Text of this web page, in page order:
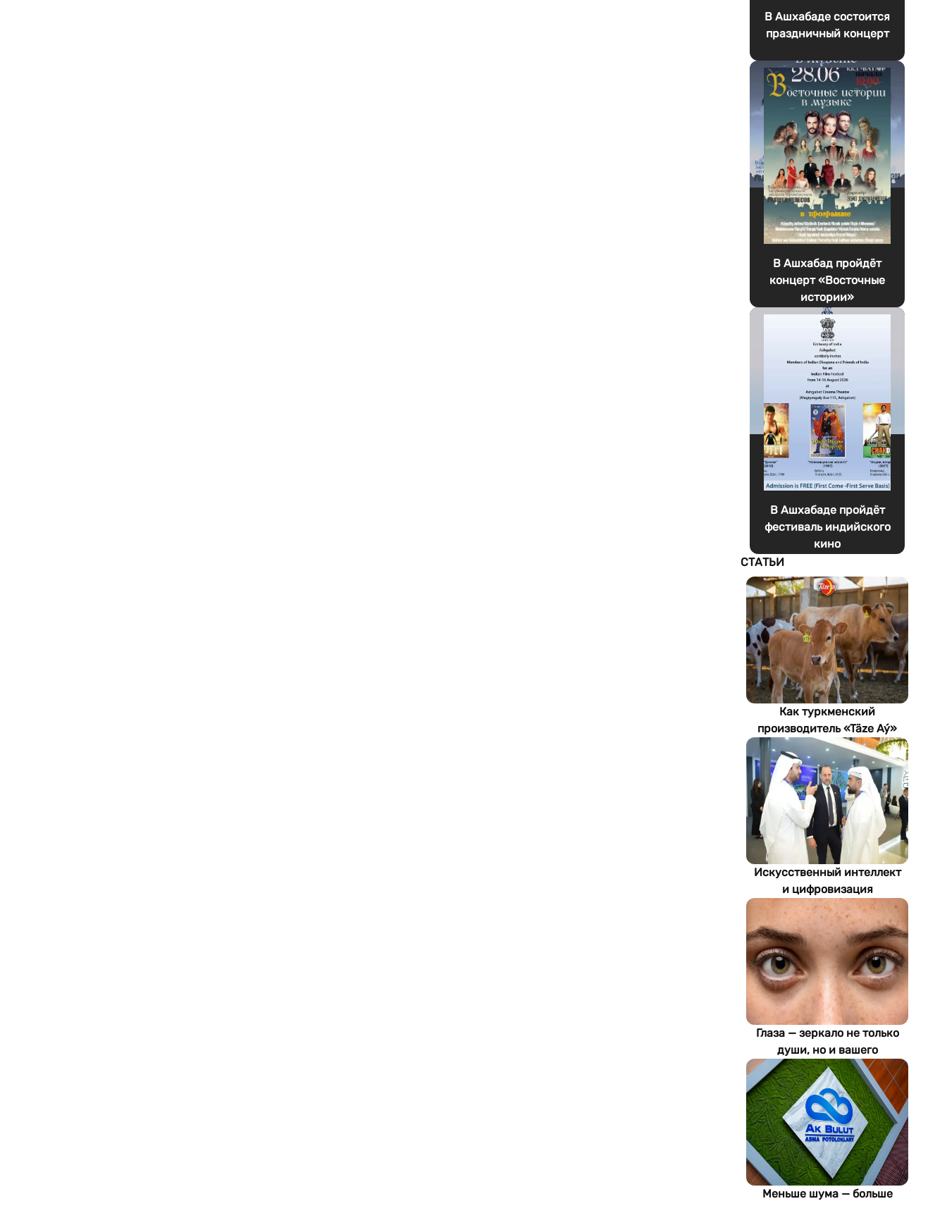
В Ашхабаде состоится
праздничный концерт
В Ашхабад пройдёт
концерт «Восточные
истории»
В Ашхабаде пройдёт
фестиваль индийского
кино
СТАТЬИ
Как туркменский
производитель «Täze Aý»
контролирует качество
мяса от фермы до прилавка
Искусственный интеллект
и цифровизация
определяют будущее
энергетики
Туркменистана
Глаза — зеркало не только
души, но и вашего
здоровья: как ИИ находит
болезни по фотографии
Меньше шума — больше